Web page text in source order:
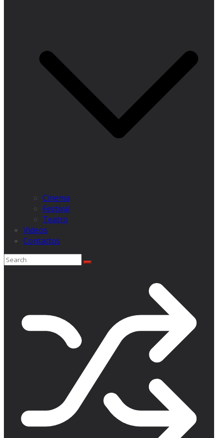
Cinema
Festival
Teatro
Videos
Contactos